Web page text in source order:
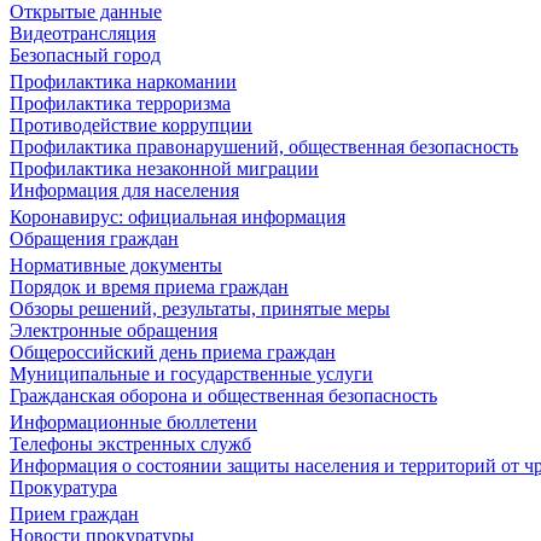
Открытые данные
Видеотрансляция
Безопасный город
Профилактика наркомании
Профилактика терроризма
Противодействие коррупции
Профилактика правонарушений, общественная безопасность
Профилактика незаконной миграции
Информация для населения
Коронавирус: официальная информация
Обращения граждан
Нормативные документы
Порядок и время приема граждан
Обзоры решений, результаты, принятые меры
Электронные обращения
Общероссийский день приема граждан
Муниципальные и государственные услуги
Гражданская оборона и общественная безопасность
Информационные бюллетени
Телефоны экстренных служб
Информация о состоянии защиты населения и территорий от
Прокуратура
Прием граждан
Новости прокуратуры